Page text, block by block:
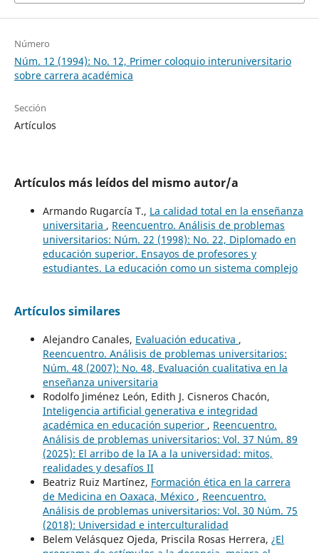
Número
Núm. 12 (1994): No. 12, Primer coloquio interuniversitario
sobre carrera académica
Sección
Artículos
Artículos más leídos del mismo autor/a
Armando Rugarcía T., La calidad total en la enseñanza
universitaria , Reencuentro. Análisis de problemas
universitarios: Núm. 22 (1998): No. 22, Diplomado en
educación superior. Ensayos de profesores y
estudiantes. La educación como un sistema complejo
Artículos similares
Alejandro Canales, Evaluación educativa ,
Reencuentro. Análisis de problemas universitarios:
Núm. 48 (2007): No. 48, Evaluación cualitativa en la
enseñanza universitaria
Rodolfo Jiménez León, Edith J. Cisneros Chacón,
Inteligencia artificial generativa e integridad
académica en educación superior , Reencuentro.
Análisis de problemas universitarios: Vol. 37 Núm. 89
(2025): El arribo de la IA a la universidad: mitos,
realidades y desafíos II
Beatriz Ruiz Martínez, Formación ética en la carrera
de Medicina en Oaxaca, México , Reencuentro.
Análisis de problemas universitarios: Vol. 30 Núm. 75
(2018): Universidad e interculturalidad
Belem Velásquez Ojeda, Priscila Rosas Herrera, ¿El